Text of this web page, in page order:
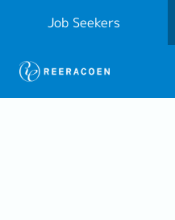
Job Seekers